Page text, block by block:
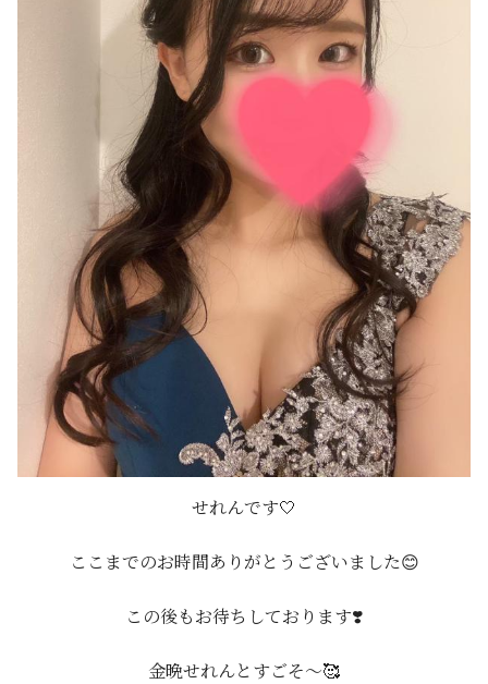
せれんです🤍
ここまでのお時間ありがとうございました😊
この後もお待ちしております❣️
金晩せれんとすごそ〜🥰